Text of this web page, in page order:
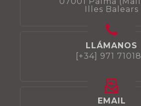
Illes Balears
LLÁMANOS
[+34] 971
EMAIL